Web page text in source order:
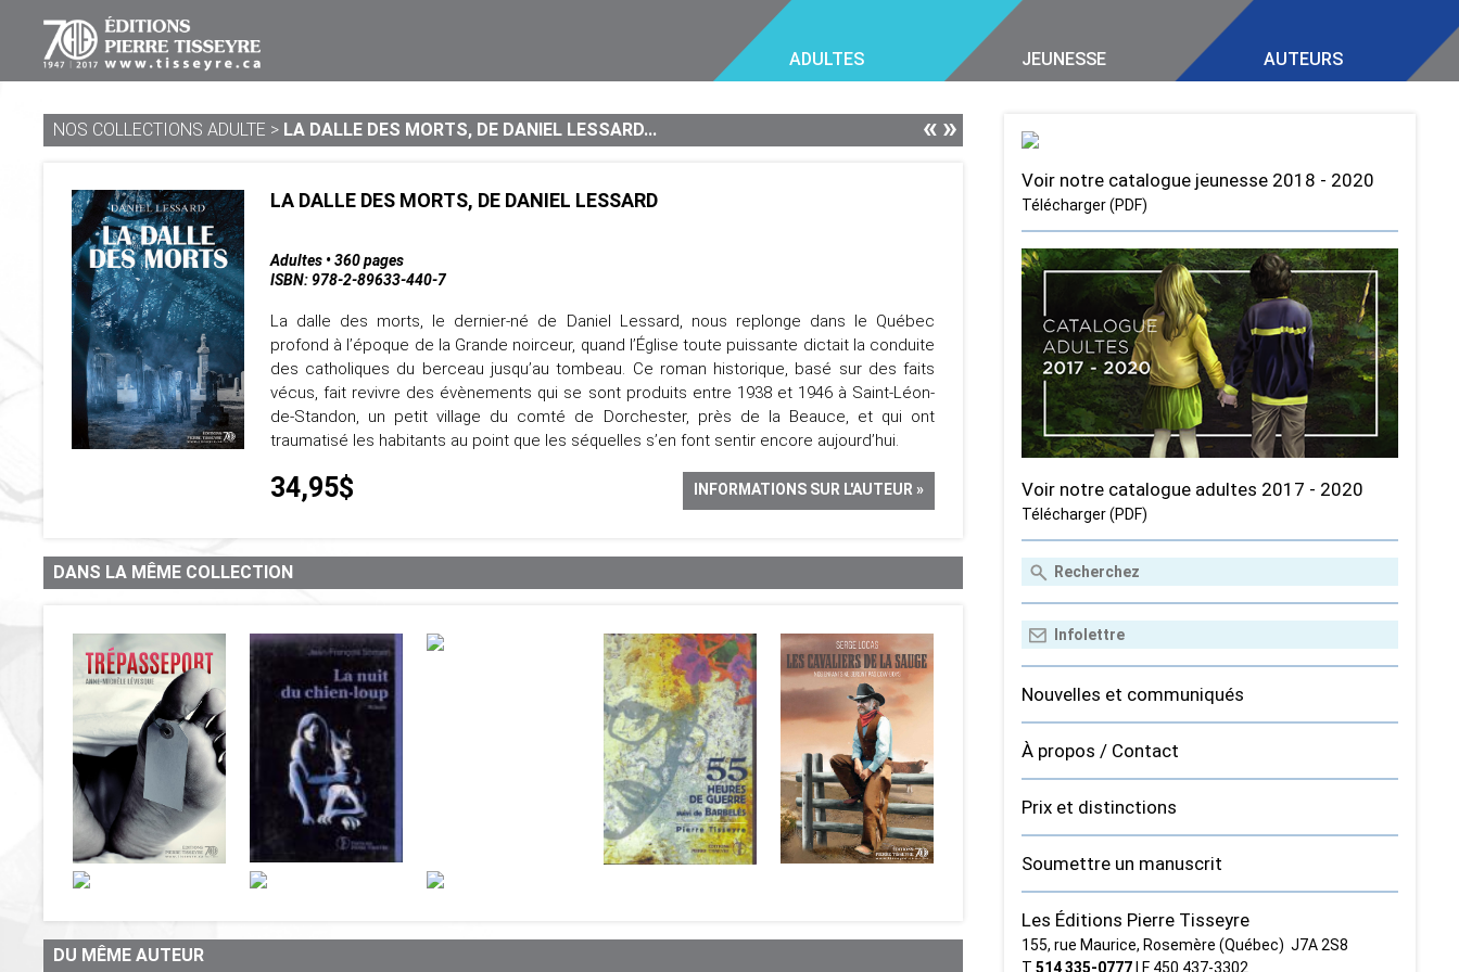
ADULTES JEUNESSE AUTEURS
NOS COLLECTIONS ADULTE > LA DALLE DES MORTS, DE DANIEL LESSARD... «»
LA DALLE DES MORTS, DE DANIEL LESSARD
Adultes • 360 pages
ISBN: 978-2-89633-440-7
La dalle des morts, le dernier-né de Daniel Lessard, nous replonge dans le Québec
profond à l’époque de la Grande noirceur, quand l’Église toute puissante dictait la conduite
des catholiques du berceau jusqu’au tombeau. Ce roman historique, basé sur des faits
vécus, fait revivre des évènements qui se sont produits entre 1938 et 1946 à Saint-Léon-
de-Standon, un petit village du comté de Dorchester, près de la Beauce, et qui ont
traumatisé les habitants au point que les séquelles s’en font sentir encore aujourd’hui.
34,95$ INFORMATIONS SUR L'AUTEUR »
DANS LA MÊME COLLECTION
DU MÊME AUTEUR
Voir notre catalogue jeunesse 2018 - 2020
Télécharger (PDF)
Voir notre catalogue adultes 2017 - 2020
Télécharger (PDF)
Nouvelles et communiqués
À propos / Contact
Prix et distinctions
Soumettre un manuscrit
Les Éditions Pierre Tisseyre
155, rue Maurice, Rosemère (Québec) J7A 2S8
T 514 335‑0777| F 450 437‑3302